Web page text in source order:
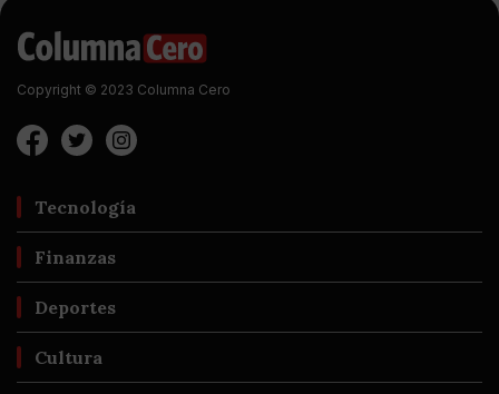
Copyright © 2023 Columna Cero
Tecnología
Finanzas
Deportes
Cultura